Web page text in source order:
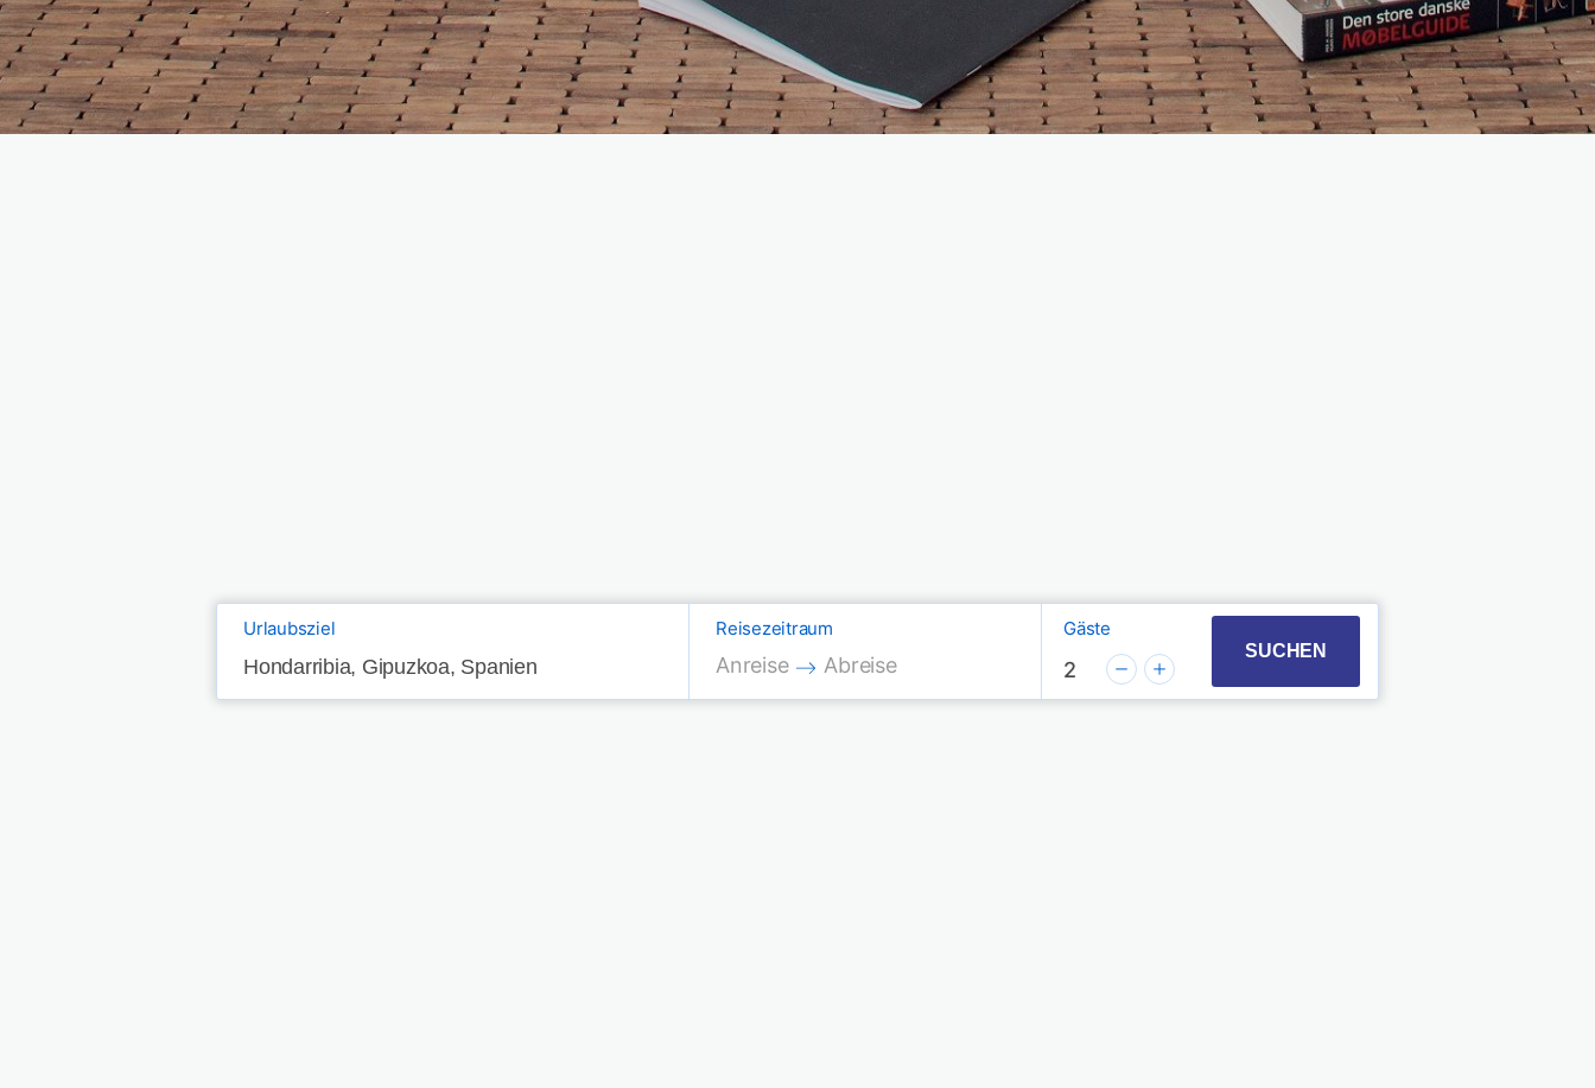
Urlaubsziel Reisezeitraum
Press the down arrow key to interact with the calendar and select a date. Press the
Anreise
Press the down arrow key to interact with the calendar and select a date.
Abreise
Gäste
2
SUCHEN